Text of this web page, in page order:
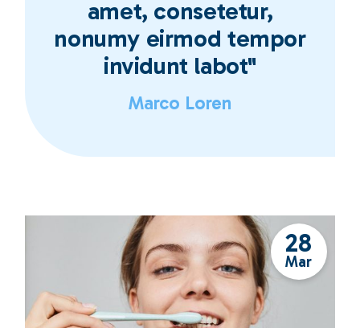
amet, consetetur,
nonumy eirmod tempor
invidunt labot"
Marco Loren
28
Mar